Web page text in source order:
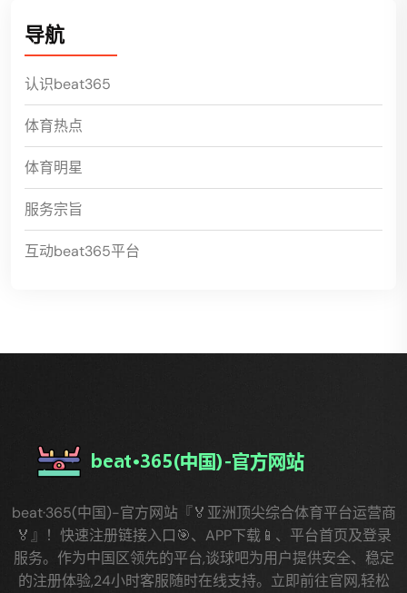
导航
认识beat365
体育热点
体育明星
服务宗旨
互动beat365平台
beat·365(中国)-官方网站『🏅亚洲顶尖综合体育平台运营商
🏅』！快速注册链接入口🎯、APP下载📱、平台首页及登录
服务。作为中国区领先的平台,谈球吧为用户提供安全、稳定
的注册体验,24小时客服随时在线支持。立即前往官网,轻松